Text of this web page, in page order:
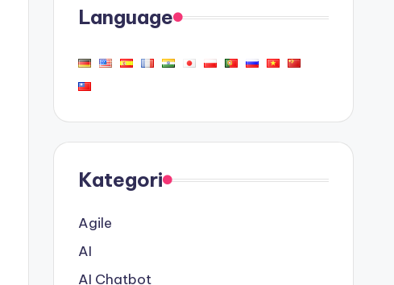
Language
Kategori
Agile
AI
AI Chatbot